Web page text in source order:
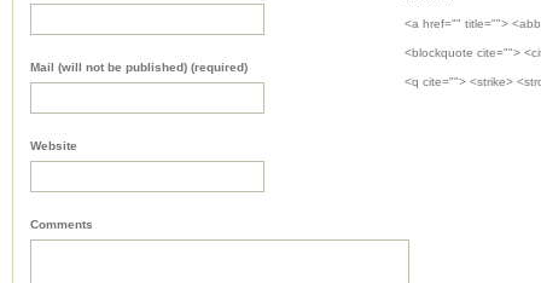
<a href="" title="">
<blockquote cite="">
<q cite=""> <strike>
Mail (will not be published) (required)
Website
Comments